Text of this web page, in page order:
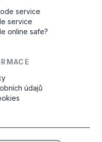
service
service
online safe?
údajů